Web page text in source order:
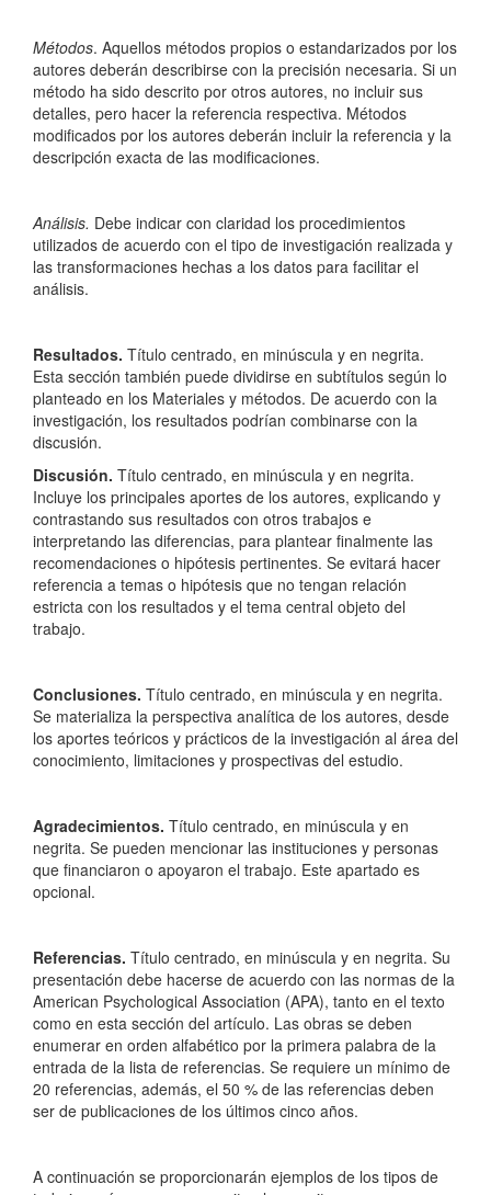
Métodos. Aquellos métodos propios o estandarizados por los
autores deberán describirse con la precisión necesaria. Si un
método ha sido descrito por otros autores, no incluir sus
detalles, pero hacer la referencia respectiva. Métodos
modificados por los autores deberán incluir la referencia y la
descripción exacta de las modificaciones.
Análisis. Debe indicar con claridad los procedimientos
utilizados de acuerdo con el tipo de investigación realizada y
las transformaciones hechas a los datos para facilitar el
análisis.
Resultados. Título centrado, en minúscula y en negrita.
Esta sección también puede dividirse en subtítulos según lo
planteado en los Materiales y métodos. De acuerdo con la
investigación, los resultados podrían combinarse con la
discusión.
Discusión. Título centrado, en minúscula y en negrita.
Incluye los principales aportes de los autores, explicando y
contrastando sus resultados con otros trabajos e
interpretando las diferencias, para plantear finalmente las
recomendaciones o hipótesis pertinentes. Se evitará hacer
referencia a temas o hipótesis que no tengan relación
estricta con los resultados y el tema central objeto del
trabajo.
Conclusiones. Título centrado, en minúscula y en negrita.
Se materializa la perspectiva analítica de los autores, desde
los aportes teóricos y prácticos de la investigación al área del
conocimiento, limitaciones y prospectivas del estudio.
Agradecimientos. Título centrado, en minúscula y en
negrita. Se pueden mencionar las instituciones y personas
que financiaron o apoyaron el trabajo. Este apartado es
opcional.
Referencias. Título centrado, en minúscula y en negrita. Su
presentación debe hacerse de acuerdo con las normas de la
American Psychological Association (APA), tanto en el texto
como en esta sección del artículo. Las obras se deben
enumerar en orden alfabético por la primera palabra de la
entrada de la lista de referencias. Se requiere un mínimo de
20 referencias, además, el 50 % de las referencias deben
ser de publicaciones de los últimos cinco años.
A continuación se proporcionarán ejemplos de los tipos de